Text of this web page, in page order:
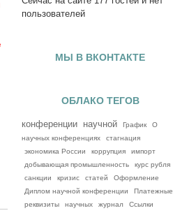
пользователей
МЫ В ВКОНТАКТЕ
ОБЛАКО ТЕГОВ
конференции научной График
О
научных конференциях
стагнация
экономика России
коррупция
импорт
добывающая промышленность
курс рубля
санкции
кризис статей
Оформление
Диплом научной конференции
Платежные
реквизиты
научных журнал
Ссылки